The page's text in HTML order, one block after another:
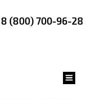
8 (800) 700-96-28